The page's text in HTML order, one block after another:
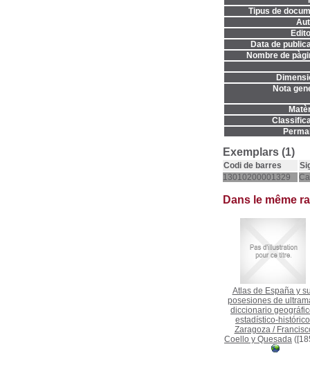
Tipus de
Data de
Nombre de
Nota
Exemplars (1)
Codi de barres
13010200001329
Dans le même
Atlas de España y
posesiones de
diccionario
estadístico-
Zaragoza/
Coello y Quesada